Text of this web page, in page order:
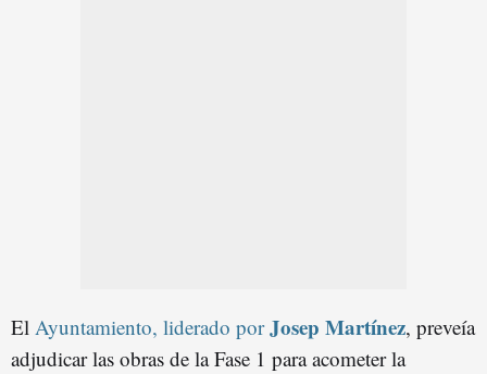
El Ayuntamiento, liderado porJosep Martínez, preveía
adjudicar las obras de la Fase 1 para acometer la